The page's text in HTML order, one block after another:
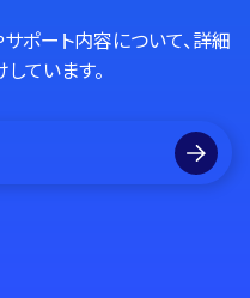
ポート内容について、詳細
ています。